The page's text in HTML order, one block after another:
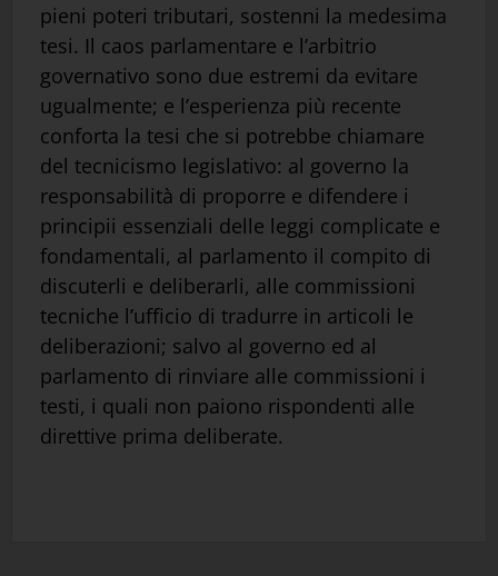
pieni poteri tributari, sostenni la medesima
tesi. Il caos parlamentare e l’arbitrio
governativo sono due estremi da evitare
ugualmente; e l’esperienza più recente
conforta la tesi che si potrebbe chiamare
del tecnicismo legislativo: al governo la
responsabilità di proporre e difendere i
principii essenziali delle leggi complicate e
fondamentali, al parlamento il compito di
discuterli e deliberarli, alle commissioni
tecniche l’ufficio di tradurre in articoli le
deliberazioni; salvo al governo ed al
parlamento di rinviare alle commissioni i
testi, i quali non paiono rispondenti alle
direttive prima deliberate.